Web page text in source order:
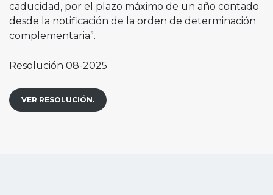
caducidad, por el plazo máximo de un año contado
desde la notificación de la orden de determinación
complementaria”.
Resolución 08-2025
VER RESOLUCIÓN.